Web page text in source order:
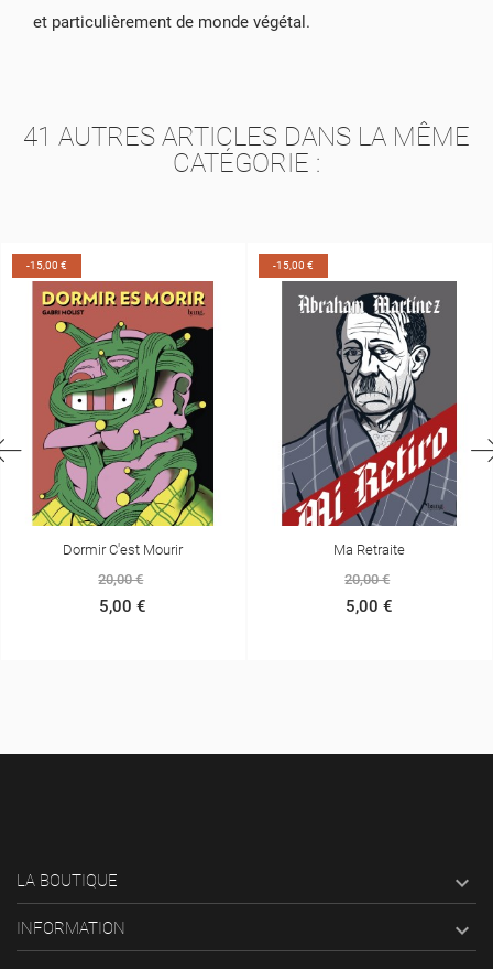
et particulièrement de monde végétal.
41 AUTRES ARTICLES DANS LA MÊME
CATÉGORIE :
-15,00 €
Ma Retraite
20,00 €
5,00 €
Véronica Fury
(2)
20,00 €
LA BOUTIQUE 
INFORMATION 